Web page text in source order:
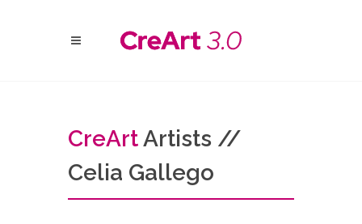
CreArtArtists //
Celia Gallego